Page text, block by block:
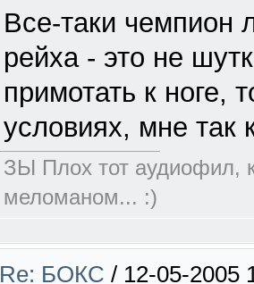
Все-таки чемпион
рейха - это не
примотать к ноге,
условиях, мне так
ЗЫ Плох тот аудиофил,
меломаном... :)
Re: БОКС / 12-05-2005